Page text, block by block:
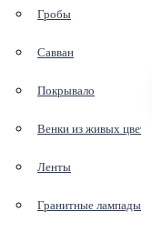
Гробы
Савван
Покрывало
Венки из живых цветов
Ленты
Гранитные лампады